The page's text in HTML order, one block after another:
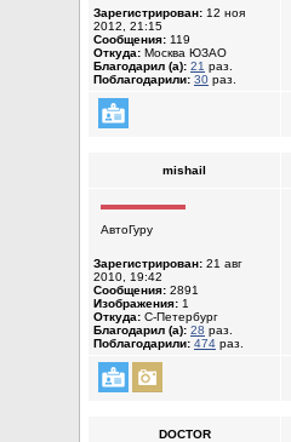
Зарегистрирован: 12 ноя
2012, 21:15
Сообщения: 119
Откуда: Москва ЮЗАО
Благодарил (а): 21 раз.
Поблагодарили: 30 раз.
mishail
АвтоГуру
Зарегистрирован: 21 авг
2010, 19:42
Сообщения: 2891
Изображения: 1
Откуда: С-Петербург
Благодарил (а): 28 раз.
Поблагодарили: 474 раз.
DOCTOR